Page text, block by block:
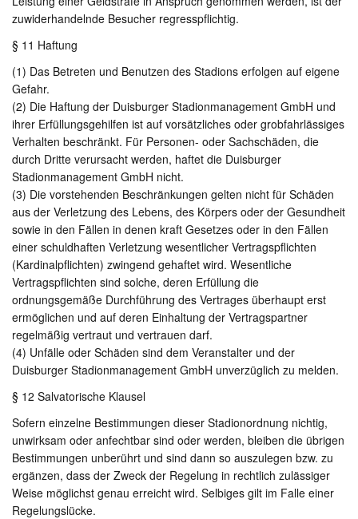
zuwiderhandelnde Besucher regresspflichtig.
§ 11 Haftung
(1) Das Betreten und Benutzen des Stadions erfolgen auf eigene
Gefahr.
(2) Die Haftung der Duisburger Stadionmanagement GmbH und
ihrer Erfüllungsgehilfen ist auf vorsätzliches oder grobfahrlässiges
Verhalten beschränkt. Für Personen- oder Sachschäden, die
durch Dritte verursacht werden, haftet die Duisburger
Stadionmanagement GmbH nicht.
(3) Die vorstehenden Beschränkungen gelten nicht für Schäden
aus der Verletzung des Lebens, des Körpers oder der Gesundheit
sowie in den Fällen in denen kraft Gesetzes oder in den Fällen
einer schuldhaften Verletzung wesentlicher Vertragspflichten
(Kardinalpflichten) zwingend gehaftet wird. Wesentliche
Vertragspflichten sind solche, deren Erfüllung die
ordnungsgemäße Durchführung des Vertrages überhaupt erst
ermöglichen und auf deren Einhaltung der Vertragspartner
regelmäßig vertraut und vertrauen darf.
(4) Unfälle oder Schäden sind dem Veranstalter und der
Duisburger Stadionmanagement GmbH unverzüglich zu melden.
§ 12 Salvatorische Klausel
Sofern einzelne Bestimmungen dieser Stadionordnung nichtig,
unwirksam oder anfechtbar sind oder werden, bleiben die übrigen
Bestimmungen unberührt und sind dann so auszulegen bzw. zu
ergänzen, dass der Zweck der Regelung in rechtlich zulässiger
Weise möglichst genau erreicht wird. Selbiges gilt im Falle einer
Regelungslücke.